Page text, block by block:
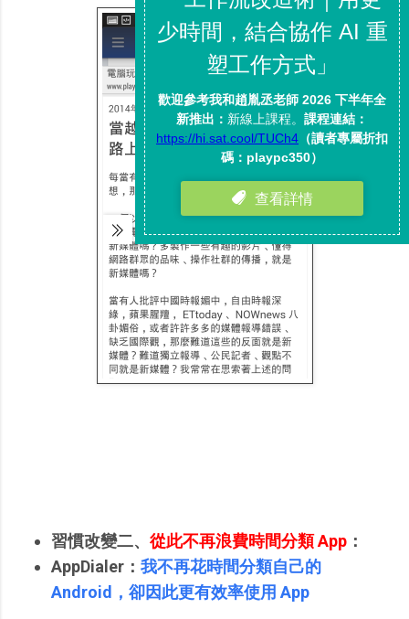
習慣改變二、 從此不再浪費時間分類 App ：
AppDialer： 我不再花時間分類自己的
Android，卻因此更有效率使用 App